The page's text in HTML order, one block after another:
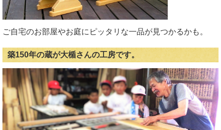
ご自宅のお部屋やお庭にピッタリな一品が見つかるかも。
築150年の蔵が大楯さんの工房です。